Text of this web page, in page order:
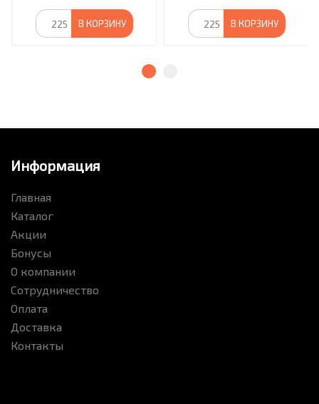
В КОРЗИНУ В КОРЗИНУ
Информация
Главная
Каталог
Акции
Бонусы
О компании
Сотрудничество
Оплата
Доставка
Контакты